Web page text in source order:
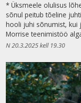
* Üksmeele olulisus
sõnul peitub tõeline
hooli juhi sõnumist, kui
Morrise teenimistöö
N 20.3.2025 kell 19.30